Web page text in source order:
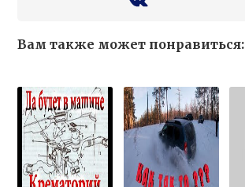
Вам также может понравиться: